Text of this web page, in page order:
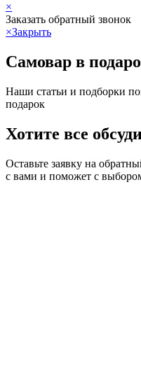
×
Заказать обратный звонок
×Закрыть
Самовар в
Наши статьи и подборки
подарок
Хотите все
Оставьте заявку на
с вами и поможет с